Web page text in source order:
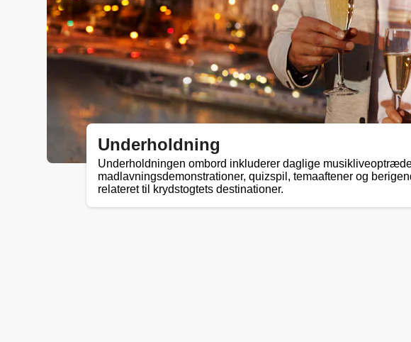
Underholdning
Underholdningen ombord inkluderer daglige
madlavningsdemonstrationer, quizspil, temaaftener og
relateret til krydstogtets destinationer.